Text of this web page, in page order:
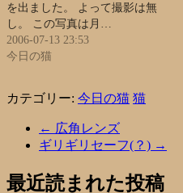
を出ました。 よって撮影は無
し。 この写真は月…
2006-07-13 23:53
今日の猫
カテゴリー: 今日の猫 猫
← 広角レンズ
ギリギリセーフ(？) →
最近読まれた投稿